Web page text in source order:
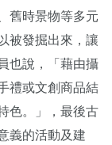
舊時景物等多元
被發掘出來，讓
也說，「藉由攝
禮或文創商品結
色。」，最後古
義的活動及建